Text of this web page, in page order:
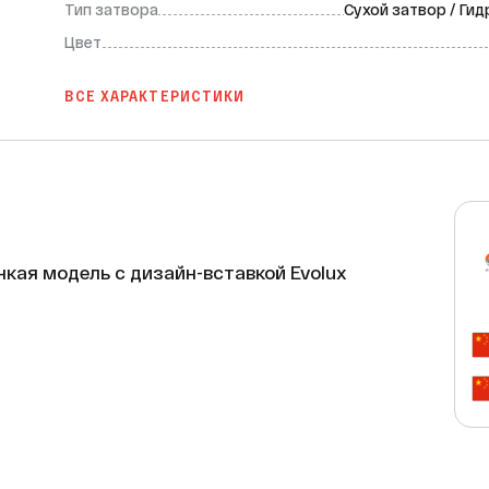
Тип затвора
Сухой затвор /
Цвет
ВСЕ ХАРАКТЕРИСТИКИ
модель с дизайн-вставкой Evolux
комнаты — линейный трап-лоток
с дизайн-вставкой Evolux Slim станет